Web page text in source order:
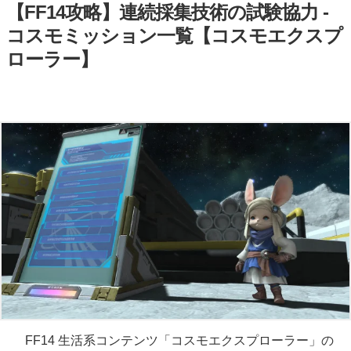
【FF14攻略】連続採集技術の試験協力 -
コスモミッション一覧【コスモエクスプ
ローラー】
FF14 生活系コンテンツ「コスモエクスプローラー」の